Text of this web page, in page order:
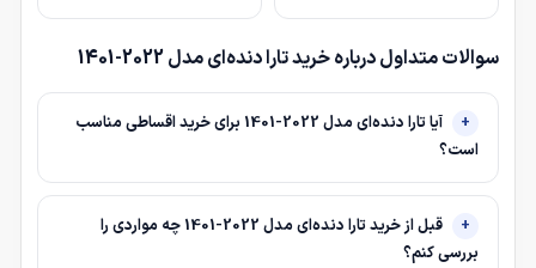
سوالات متداول درباره خرید تارا دنده‌ای مدل 2022-1401
آیا تارا دنده‌ای مدل 2022-1401 برای خرید اقساطی مناسب
است؟
قبل از خرید تارا دنده‌ای مدل 2022-1401 چه مواردی را
بررسی کنم؟